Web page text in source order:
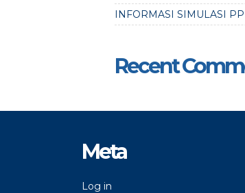
INFORMASI SIMULASI
Recent
Meta
Log in